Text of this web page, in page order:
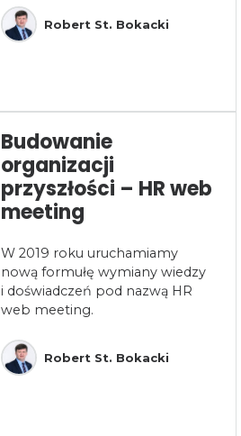
Robert St. Bokacki
Budowanie
organizacji
przyszłości – HR web
meeting
W 2019 roku uruchamiamy
nową formułę wymiany wiedzy
i doświadczeń pod nazwą HR
web meeting.
Robert St. Bokacki